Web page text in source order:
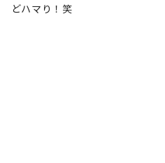
どハマり！笑